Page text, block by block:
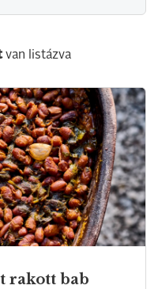
van listázva
rakott bab